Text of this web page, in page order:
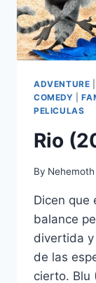
ADVENTURE
COMEDY |
PELICULAS
Rio
By Nehemoth
Dicen que
balance
divertida y
de las
cierto. Blu